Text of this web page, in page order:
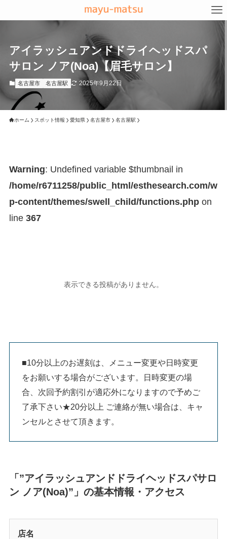
アイラッシュアンドドライヘッドスパ
サロン ノア(Noa)【眉毛サロン】
名古屋市 名古屋駅 2025年9月22日
ホーム スポット情報 愛知県 名古屋市 名古屋駅
Warning: Undefined variable $thumbnail in
/home/r6711258/public_html/esthesearch.com/w
p-content/themes/swell_child/functions.phpon
line 367
■10分以上のお遅刻は、メニュー変更や日時変更
をお願いする場合がございます。日時変更の場
合、次回予約割引が適応外になりますので予めご
了承下さい★20分以上 ご連絡が無い場合は、キャ
ンセルとさせて頂きます。
「”アイラッシュアンドドライヘッドスパサロ
ン ノア(Noa)”」の基本情報・アクセス
店名